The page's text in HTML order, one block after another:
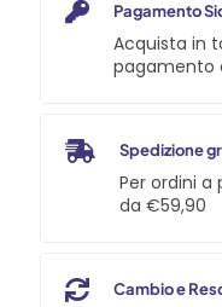
Pagamento
Acquista in
pagamento
Spedizione
Per ordini a
da €59,90
Cambio e